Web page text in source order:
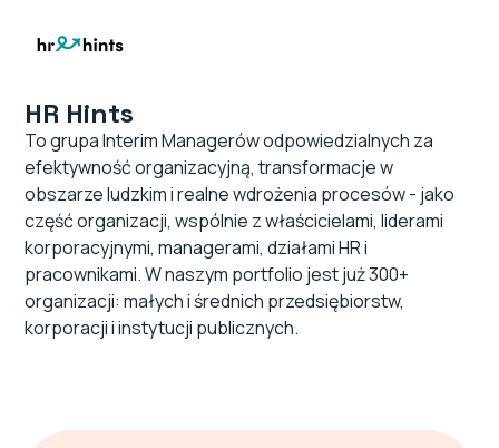
HR Hints
To grupa Interim Managerów odpowiedzialnych za
efektywność organizacyjną, transformacje w
obszarze ludzkim i realne wdrożenia procesów - jako
część organizacji, wspólnie z właścicielami, liderami
korporacyjnymi, managerami, działami HR i
pracownikami. W naszym portfolio jest już 300+
organizacji: małych i średnich przedsiębiorstw,
korporacji i instytucji publicznych.